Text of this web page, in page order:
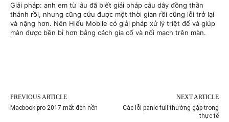
Giải pháp: anh em từ lâu đã biết giải pháp câu dây đồng thần
thánh rồi, nhưng cũng cứu được một thời gian rồi cũng lỗi trở lại
và nặng hơn. Nên Hiếu Mobile có giải pháp xử lý triệt để và giúp
màn được bền bỉ hơn bằng cách gia cố và nối mạch trên màn.
PREVIOUS ARTICLE
Macbook pro 2017 mất đèn nền
NEXT ARTICLE
Các lỗi panic full thường gặp trong
thực tế